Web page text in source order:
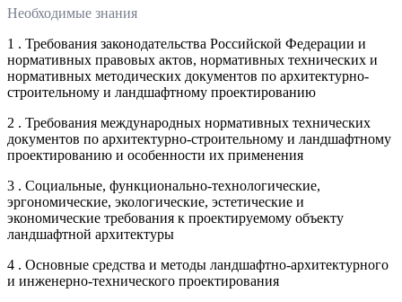
Необходимые знания
1 . Требования законодательства Российской Федерации и
нормативных правовых актов, нормативных технических и
нормативных методических документов по архитектурно-
строительному и ландшафтному проектированию
2 . Требования международных нормативных технических
документов по архитектурно-строительному и ландшафтному
проектированию и особенности их применения
3 . Социальные, функционально-технологические,
эргономические, экологические, эстетические и
экономические требования к проектируемому объекту
ландшафтной архитектуры
4 . Основные средства и методы ландшафтно-архитектурного
и инженерно-технического проектирования